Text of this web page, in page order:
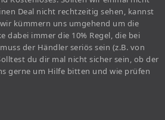
Deal nicht rechtzeitig sehen, kannst
kümmern uns umgehend um die
dabei immer die 10% Regel, die bei
der Händler seriös sein (z.B. von
du dir mal nicht sicher sein, ob der
gerne um Hilfe bitten und wie prüfen